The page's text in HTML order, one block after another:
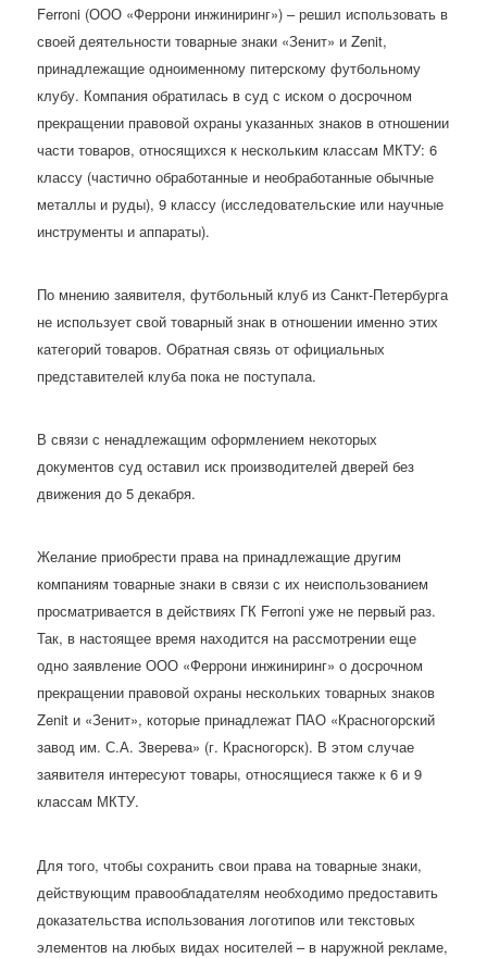
Ferroni (ООО «Феррони инжиниринг») – решил использовать в
своей деятельности товарные знаки «Зенит» и Zenit,
принадлежащие одноименному питерскому футбольному
клубу. Компания обратилась в суд с иском о досрочном
прекращении правовой охраны указанных знаков в отношении
части товаров, относящихся к нескольким классам МКТУ: 6
классу (частично обработанные и необработанные обычные
металлы и руды), 9 классу (исследовательские или научные
инструменты и аппараты).
По мнению заявителя, футбольный клуб из Санкт-Петербурга
не использует свой товарный знак в отношении именно этих
категорий товаров. Обратная связь от официальных
представителей клуба пока не поступала.
В связи с ненадлежащим оформлением некоторых
документов суд оставил иск производителей дверей без
движения до 5 декабря.
Желание приобрести права на принадлежащие другим
компаниям товарные знаки в связи с их неиспользованием
просматривается в действиях ГК Ferroni уже не первый раз.
Так, в настоящее время находится на рассмотрении еще
одно заявление ООО «Феррони инжиниринг» о досрочном
прекращении правовой охраны нескольких товарных знаков
Zenit и «Зенит», которые принадлежат ПАО «Красногорский
завод им. С.А. Зверева» (г. Красногорск). В этом случае
заявителя интересуют товары, относящиеся также к 6 и 9
классам МКТУ.
Для того, чтобы сохранить свои права на товарные знаки,
действующим правообладателям необходимо предоставить
доказательства использования логотипов или текстовых
элементов на любых видах носителей – в наружной рекламе,